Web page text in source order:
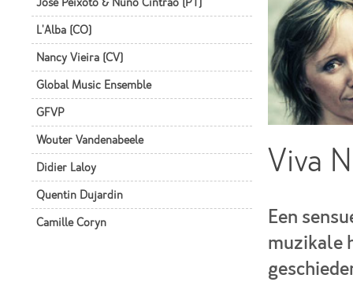
L'Alba (CO)
Nancy Vieira (CV)
Global Music Ensemble
GFVP
Wouter Vandenabeele
Didier Laloy
Quentin Dujardin
Camille Coryn
Viva
Een
muzikale